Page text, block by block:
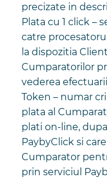
precizate in
Plata cu 1 click –
catre
la dispozitia
Cumparatorilor
vederea
Token – numar
plata al
plati on-line,
PaybyClick si
Cumparator
prin serviciul